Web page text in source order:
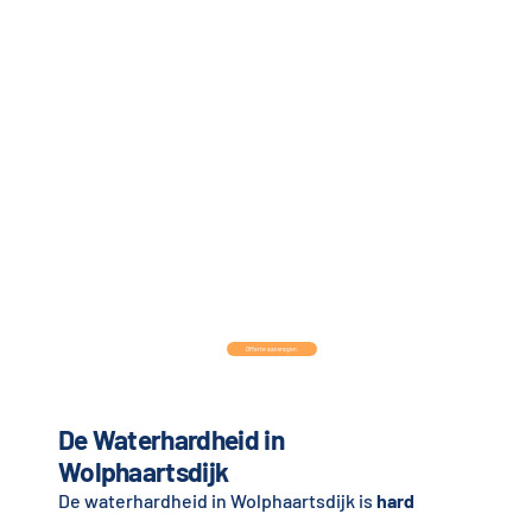
De Waterhardheid in
Wolphaartsdijk
De waterhardheid in Wolphaartsdijk is hard
Offerte aanvragen